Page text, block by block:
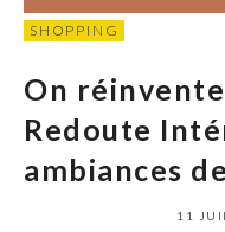
SHOPPING
On réinvente
Redoute
ambiances
11